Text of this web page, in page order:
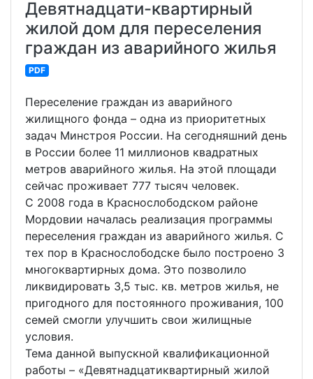
Девятнадцати-квартирный
жилой дом для переселения
граждан из аварийного жилья
PDF
Переселение граждан из аварийного
жилищного фонда – одна из приоритетных
задач Минстроя России. На сегодняшний день
в России более 11 миллионов квадратных
метров аварийного жилья. На этой площади
сейчас проживает 777 тысяч человек.
С 2008 года в Краснослободском районе
Мордовии началась реализация программы
переселения граждан из аварийного жилья. С
тех пор в Краснослободске было построено 3
многоквартирных дома. Это позволило
ликвидировать 3,5 тыс. кв. метров жилья, не
пригодного для постоянного проживания, 100
семей смогли улучшить свои жилищные
условия.
Тема данной выпускной квалификационной
работы – «Девятнадцатиквартирный жилой